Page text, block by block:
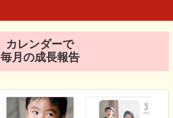
カレンダーで
毎月の成長報告